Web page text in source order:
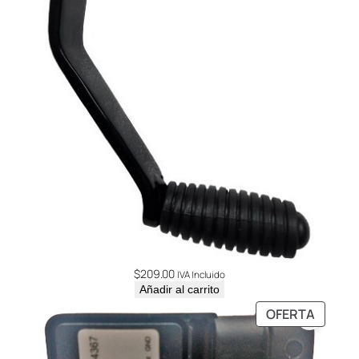
$209.00 IVA Incluido
Añadir al carrito
OFERTA
EN